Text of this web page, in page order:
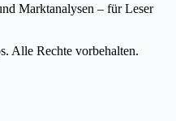
Marktanalysen – für Leser
Alle Rechte vorbehalten.